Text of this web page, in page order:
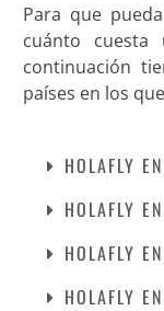
Para que
cuánto
continuación
países en los
HOLAFLY
HOLAFLY
HOLAFLY
HOLAFLY